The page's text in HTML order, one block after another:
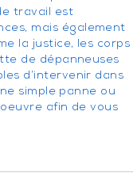
travail est
mais également
la justice, les corps
de dépanneuses
d’intervenir dans
simple panne ou
afin de vous